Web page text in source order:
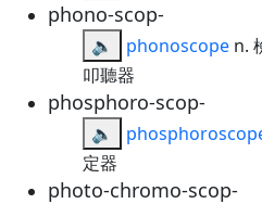
phono-scop-
🔈 phonoscope n.
叩聽器
phosphoro-scop-
🔈
定器
photo-chromo-scop-